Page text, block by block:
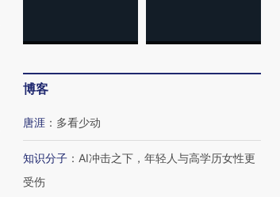
博客
唐涯 ： 多看少动
知识分子 ： AI冲击之下，年轻人与高学历女性更
受伤